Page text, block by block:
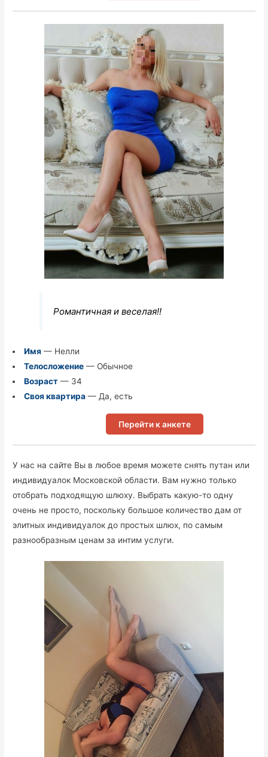
Романтичная и веселая!!
Имя— Нелли
Телосложение— Обычное
Возраст— 34
Своя квартира— Да, есть
Перейти к анкете
У нас на сайте Вы в любое время можете снять путан или
индивидуалок Московской области. Вам нужно только
отобрать подходящую шлюху. Выбрать какую-то одну
очень не просто, поскольку большое количество дам от
элитных индивидуалок до простых шлюх, по самым
разнообразным ценам за интим услуги.